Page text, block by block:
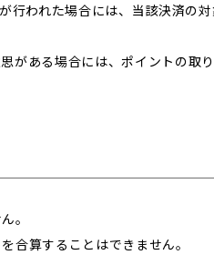
行われた場合には、当該決済の
がある場合には、ポイントの取
。
合算することはできません。